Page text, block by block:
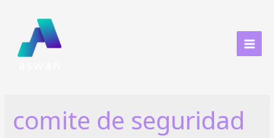
contenido
comite de seguridad